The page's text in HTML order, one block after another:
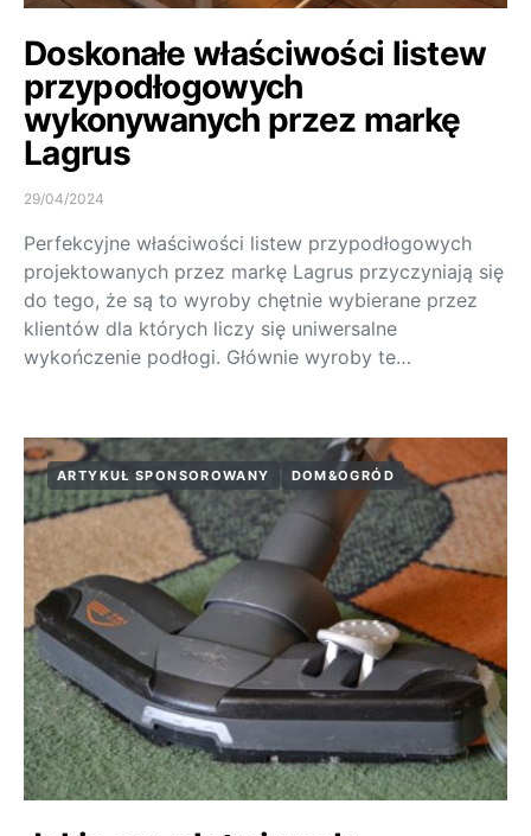
Doskonałe właściwości listew
przypodłogowych
wykonywanych przez markę
Lagrus
29/04/2024
Perfekcyjne właściwości listew przypodłogowych
projektowanych przez markę Lagrus przyczyniają się
do tego, że są to wyroby chętnie wybierane przez
klientów dla których liczy się uniwersalne
wykończenie podłogi. Głównie wyroby te…
ARTYKUŁ SPONSOROWANY DOM&OGRÓD